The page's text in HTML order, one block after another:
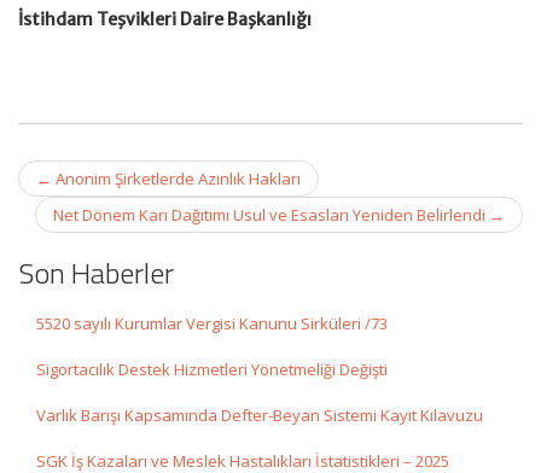
İstihdam Teşvikleri Daire Başkanlığı
Post
navigation
← Anonim Şirketlerde Azınlık Hakları
Net Dönem Karı Dağıtımı Usul ve Esasları Yeniden Belirlendi →
Son Haberler
5520 sayılı Kurumlar Vergisi Kanunu Sirküleri /73
Sigortacılık Destek Hizmetleri Yönetmeliği Değişti
Varlık Barışı Kapsamında Defter-Beyan Sistemi Kayıt Kılavuzu
SGK İş Kazaları ve Meslek Hastalıkları İstatistikleri – 2025